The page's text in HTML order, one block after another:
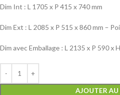
Dim Int : L 1705 x P 415 x 740 mm
Dim Ext : L 2085 x P 515 x 860 mm –
Dim avec Emballage : L 2135 x P 590 x
AJOUTER AU